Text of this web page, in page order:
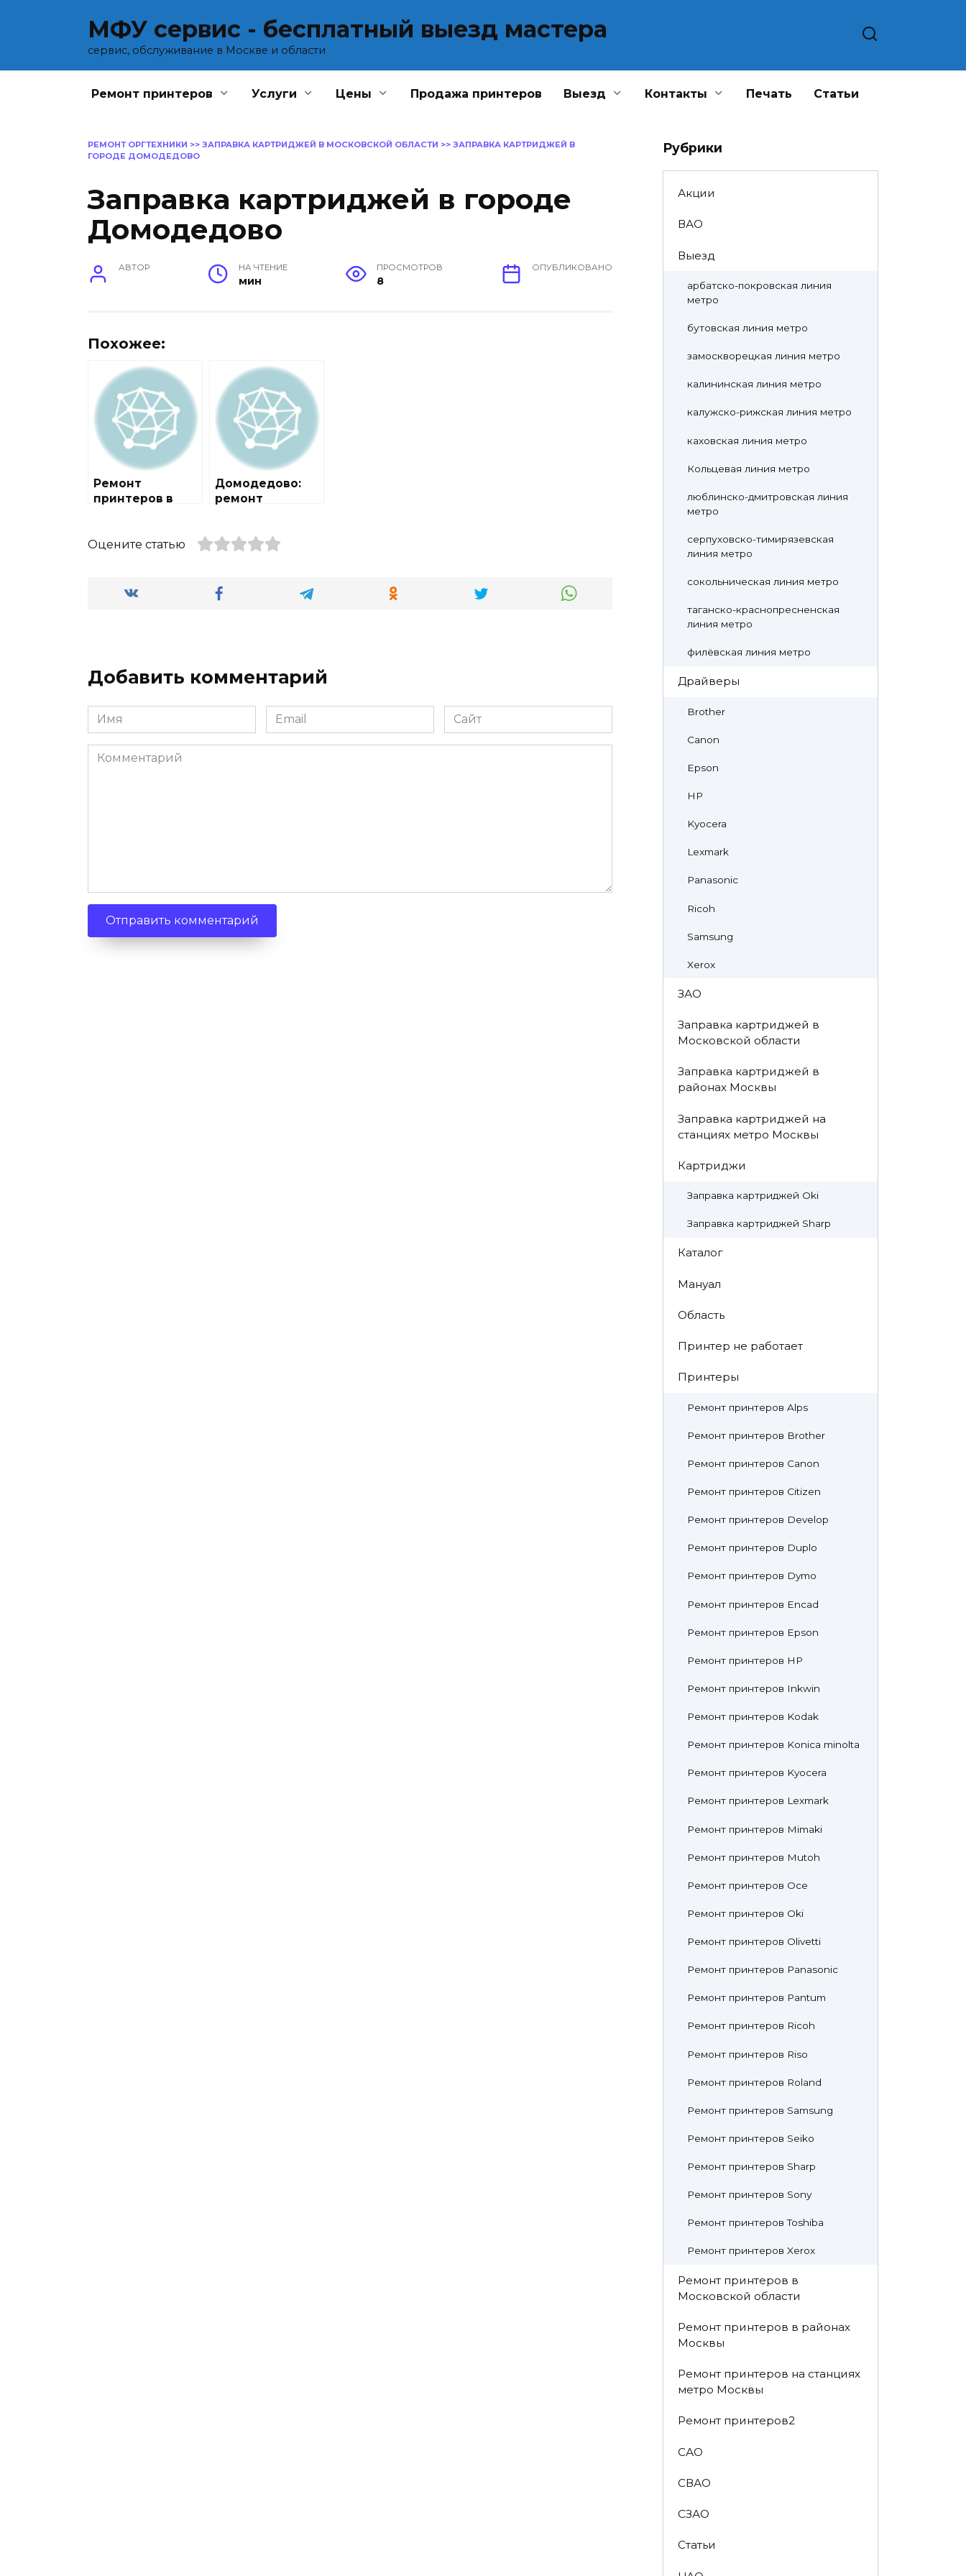
МФУ сервис - бесплатный выезд мастера
сервис, обслуживание в Москве и области
Ремонт принтеров Услуги Цены Продажа принтеров Выезд Контакты Печать Статьи
РЕМОНТ ОРГТЕХНИКИ >> ЗАПРАВКА КАРТРИДЖЕЙ В МОСКОВСКОЙ ОБЛАСТИ >> ЗАПРАВКА КАРТРИДЖЕЙ В
ГОРОДЕ ДОМОДЕДОВО
Заправка картриджей в городе
Домодедово
АВТОР НА ЧТЕНИЕ
мин
ПРОСМОТРОВ
8
ОПУБЛИКОВАНО
Похожее:
Ремонт
принтеров в
Домодедово:
ремонт
Оцените статью
Добавить комментарий
Имя Email Сайт
Комментарий
Рубрики
Акции
ВАО
Выезд
арбатско-покровская линия
метро
бутовская линия метро
замоскворецкая линия метро
калининская линия метро
калужско-рижская линия метро
каховская линия метро
Кольцевая линия метро
люблинско-дмитровская линия
метро
серпуховско-тимирязевская
линия метро
сокольническая линия метро
таганско-краснопресненская
линия метро
филёвская линия метро
Драйверы
Brother
Canon
Epson
HP
Kyocera
Lexmark
Panasonic
Ricoh
Samsung
Xerox
ЗАО
Заправка картриджей в
Московской области
Заправка картриджей в
районах Москвы
Заправка картриджей на
станциях метро Москвы
Картриджи
Заправка картриджей Oki
Заправка картриджей Sharp
Каталог
Мануал
Область
Принтер не работает
Принтеры
Ремонт принтеров Alps
Ремонт принтеров Brother
Ремонт принтеров Canon
Ремонт принтеров Citizen
Ремонт принтеров Develop
Ремонт принтеров Duplo
Ремонт принтеров Dymo
Ремонт принтеров Encad
Ремонт принтеров Epson
Ремонт принтеров HP
Ремонт принтеров Inkwin
Ремонт принтеров Kodak
Ремонт принтеров Konica minolta
Ремонт принтеров Kyocera
Ремонт принтеров Lexmark
Ремонт принтеров Mimaki
Ремонт принтеров Mutoh
Ремонт принтеров Oce
Ремонт принтеров Oki
Ремонт принтеров Olivetti
Ремонт принтеров Panasonic
Ремонт принтеров Pantum
Ремонт принтеров Ricoh
Ремонт принтеров Riso
Ремонт принтеров Roland
Ремонт принтеров Samsung
Ремонт принтеров Seiko
Ремонт принтеров Sharp
Ремонт принтеров Sony
Ремонт принтеров Toshiba
Ремонт принтеров Xerox
Ремонт принтеров в
Московской области
Ремонт принтеров в районах
Москвы
Ремонт принтеров на станциях
метро Москвы
Ремонт принтеров2
САО
СВАО
СЗАО
Статьи